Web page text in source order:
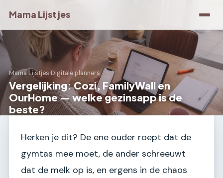
Mama Lijstjes
Mama Lijstjes›Digitale planners
Vergelijking: Cozi, FamilyWall en
OurHome — welke gezinsapp is de
beste?
Herken je dit? De ene ouder roept dat de
gymtas mee moet, de ander schreeuwt
dat de melk op is, en ergens in de chaos